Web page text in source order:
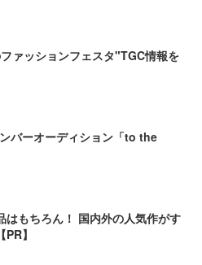
ァッションフェスタ"TGC情報を
バーオーディション「to the
はもちろん！ 国内外の人気作がす
】